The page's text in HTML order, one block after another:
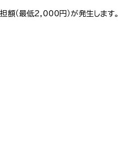
額（最低2,000円）が発生します。